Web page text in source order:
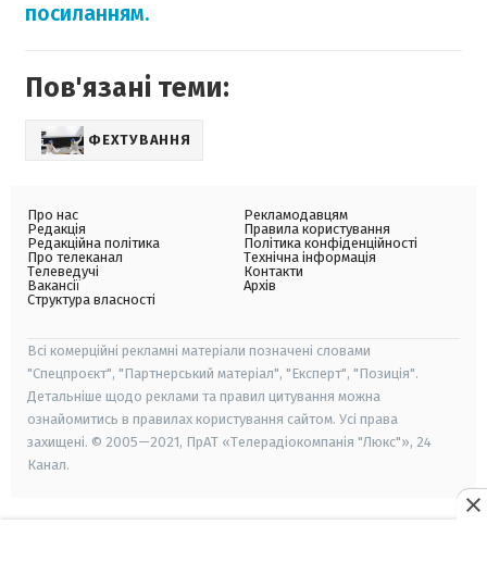
посиланням.
Пов'язані теми:
ФЕХТУВАННЯ
Про нас
Редакція
Редакційна політика
Про телеканал
Телеведучі
Вакансії
Структура власності
Рекламодавцям
Правила користування
Політика конфіденційності
Технічна інформація
Контакти
Архів
Всі комерційні рекламні матеріали позначені словами
"Спецпроєкт", "Партнерський матеріал", "Експерт", "Позиція".
Детальніше щодо реклами та правил цитування можна
ознайомитись в правилах користування сайтом. Усі права
захищені. © 2005—2021, ПрАТ «Телерадіокомпанія "Люкс"», 24
Канал.